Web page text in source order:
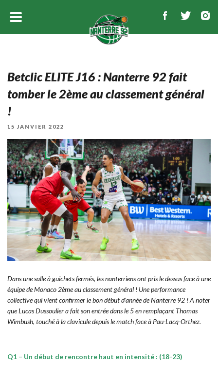
Betclic ELITE J16 : Nanterre 92 fait
tomber le 2ème au classement général
!
PUBLIÉ
15 JANVIER 2022
Dans une salle à guichets fermés, les nanterriens ont pris le dessus face à une
équipe de Monaco 2ème au classement général ! Une performance
collective qui vient confirmer le bon début d’année de Nanterre 92 ! A noter
que Lucas Dussoulier a fait son entrée dans le 5 en remplaçant Thomas
Wimbush, touché à la clavicule depuis le match face à Pau-Lacq-Orthez.
Q1 – Un début de rencontre haut en intensité : (18-23)